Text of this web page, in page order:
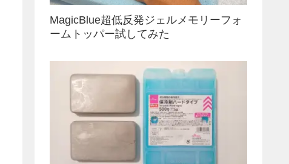
MagicBlue超低反発ジェルメモリーフォ
ームトッパー試してみた